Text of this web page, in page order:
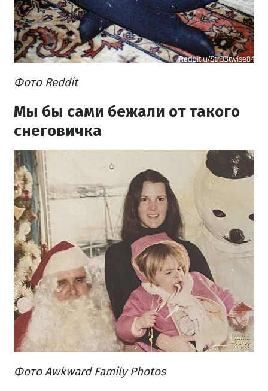
Фото Reddit
Мы бы сами бежали от такого
снеговичка
Фото Awkward Family Photos